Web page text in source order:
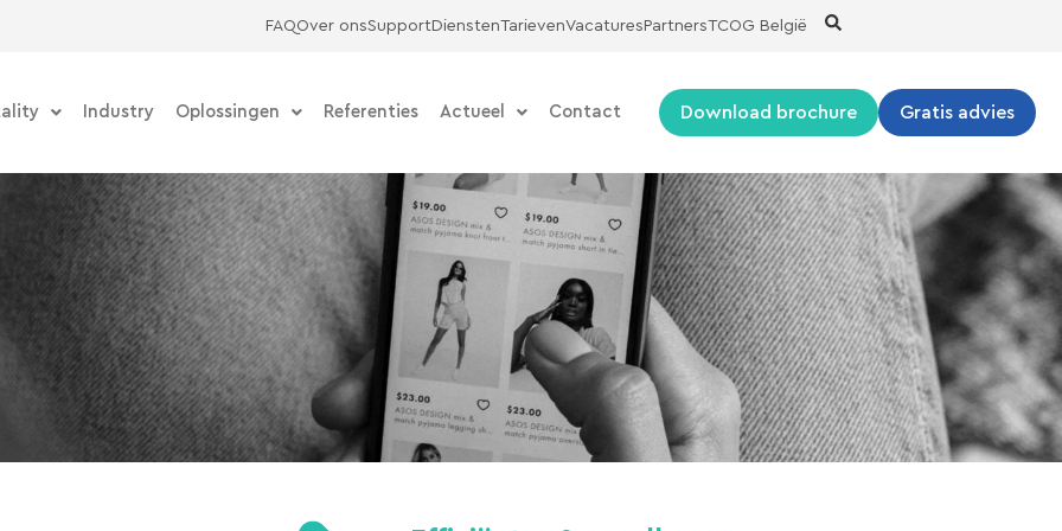
FAQOver onsSupportDienstenTarievenVacatures PartnersTCOG België
Industry Oplossingen Referenties Actueel Contact Download brochure Gratis advies